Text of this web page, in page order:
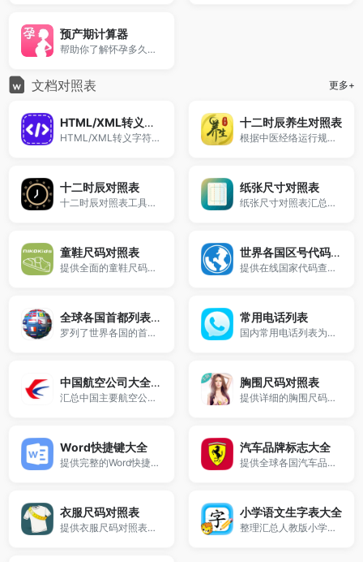
预产期计算器
帮助你了解怀孕多久生孩子。结果清晰直观，适用于孕期规划与健康管理，手机电脑均可免费在线使用。
文档对照表 更多+
HTML/XML转义字符对照表
HTML/XML转义字符对照表包含符号、数学符号、希腊字母、重要的国际标志、ISO 8859-1 (Latin-1)字符集、特殊符号等。
十二时辰养生对照表
根据中医经络运行规律整理人体在不同时间段的器官活跃状态，提供经络时间表、作息建议与养生参考。
十二时辰对照表
十二时辰对照表工具提供古代二十四小时制的十二时辰与现代小时制的详细对照。
纸张尺寸对照表
纸张尺寸对照表汇总了A系列、B系列、C系列等国际标准纸张规格。
童鞋尺码对照表
提供全面的童鞋尺码对照表。
世界各国区号代码及时差
提供在线国家代码查询工具，了解全球不同国家的代码.
全球各国首都列表查询
罗列了世界各国的首都，并有对应的英文翻译对照。
常用电话列表
国内常用电话列表为您带来国内常用的公共电话号码列表。
中国航空公司大全一览表
汇总中国主要航空公司信息
胸围尺码对照表
提供详细的胸围尺码对照表。
Word快捷键大全
提供完整的Word快捷键大全，包含常用Ctrl快捷键及操作说明。
汽车品牌标志大全
提供全球各国汽车品牌标志图片及名称对照，包括国产车、德系车、美系车、日系车等。
衣服尺码对照表
提供衣服尺码对照表，支持中美欧服装尺码转换，包含女装、男装、童装等尺码参考。
小学语文生字表大全
整理汇总人教版小学语文一到六年级课本生字。